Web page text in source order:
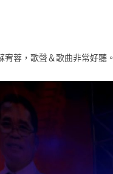
蓉，歌聲＆歌曲非常好聽。